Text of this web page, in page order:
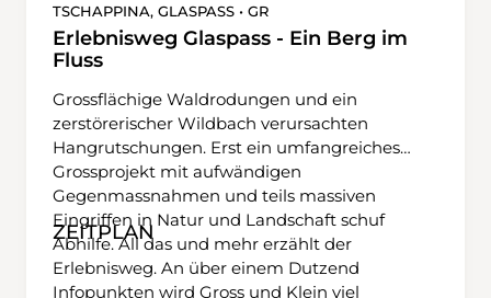
TSCHAPPINA, GLASPASS • GR
Erlebnisweg Glaspass - Ein Berg im
Fluss
Grossflächige Waldrodungen und ein
zerstörerischer Wildbach verursachten
Hangrutschungen. Erst ein umfangreiches
Grossprojekt mit aufwändigen
Gegenmassnahmen und teils massiven
Eingriffen in Natur und Landschaft schuf
Abhilfe. All das und mehr erzählt der
Erlebnisweg. An über einem Dutzend
Infopunkten wird Gross und Klein viel
ZEITPLAN